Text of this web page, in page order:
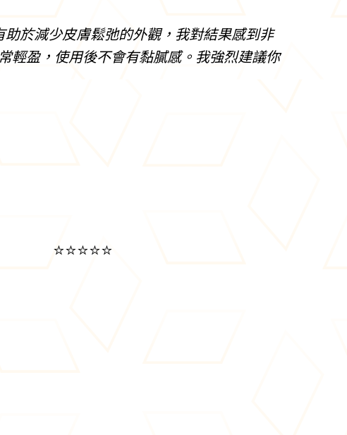
助於減少皮膚鬆弛的外觀，我對結果感到非
輕盈，使用後不會有黏膩感。我強烈建議你
⭐⭐⭐⭐⭐